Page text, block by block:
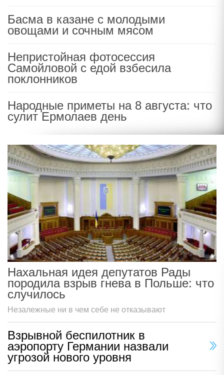
Басма в казане с молодыми
овощами и сочным мясом
Непристойная фотосессия
Самойловой с едой взбесила
поклонников
Народные приметы на 8 августа: что
сулит Ермолаев день
Нахальная идея депутатов Рады
породила взрыв гнева в Польше: что
случилось
Незалежные ни в чем себе не отказывают
Взрывной беспилотник в
аэропорту Германии назвали
угрозой нового уровня